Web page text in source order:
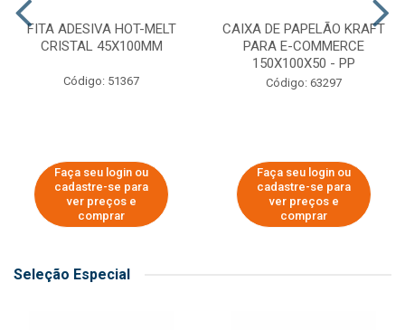
FITA ADESIVA HOT-MELT
CRISTAL 45X100MM
Código: 51367
Faça seu login ou
cadastre-se para
ver preços e
comprar
CAIXA DE PAPELÃO KRAFT
PARA E-COMMERCE
150X100X50 - PP
Código: 63297
Faça seu login ou
cadastre-se para
ver preços e
comprar
Seleção Especial